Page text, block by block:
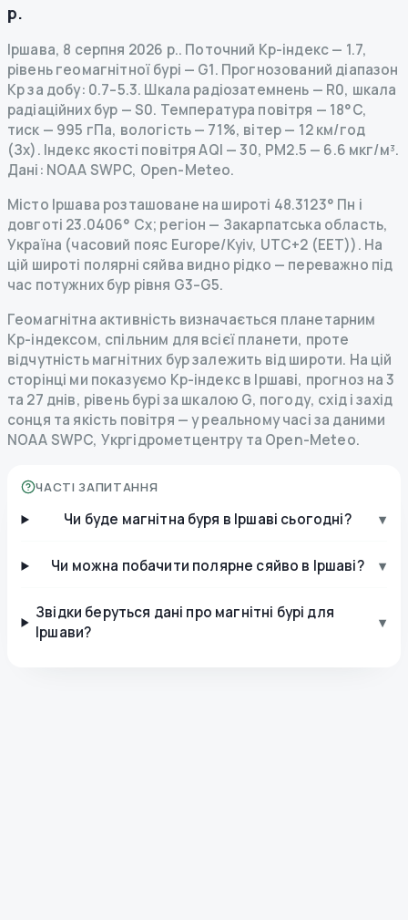
р.
Іршава, 8 серпня 2026 р.. Поточний Kp-індекс— 1.7,
рівень геомагнітної бурі — G1. Прогнозований діапазон
Kp за добу: 0.7–5.3. Шкала радіозатемнень — R0, шкала
радіаційних бур — S0. Температура повітря — 18°C,
тиск — 995 гПа, вологість — 71%, вітер — 12 км/год
(Зх). Індекс якості повітря AQI — 30, PM2.5 — 6.6 мкг/м³.
Дані: NOAA SWPC, Open-Meteo.
Місто Іршава розташоване на широті 48.3123° Пн і
довготі 23.0406° Сх; регіон — Закарпатська область,
Україна (часовий пояс Europe/Kyiv, UTC+2 (EET)). На
цій широті полярні сяйва видно рідко — переважно під
час потужних бур рівня G3–G5.
Геомагнітна активність визначається планетарним
Kp-індексом, спільним для всієї планети, проте
відчутність магнітних бур залежить від широти. На цій
сторінці ми показуємо Kp-індекс в Іршаві, прогноз на 3
та 27 днів, рівень бурі за шкалою G, погоду, схід і захід
сонця та якість повітря — у реальному часі за даними
NOAA SWPC, Укргідрометцентру та Open-Meteo.
ЧАСТІ ЗАПИТАННЯ
Чи буде магнітна буря в Іршаві сьогодні? ▾
Чи можна побачити полярне сяйво в Іршаві? ▾
Звідки беруться дані про магнітні бурі для
Іршави?
▾